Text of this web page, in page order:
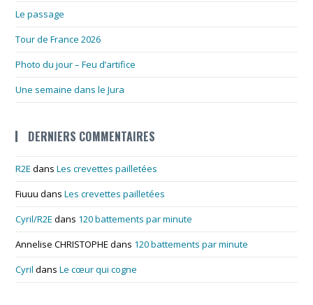
Le passage
Tour de France 2026
Photo du jour – Feu d’artifice
Une semaine dans le Jura
DERNIERS COMMENTAIRES
R2E dansLes crevettes pailletées
Fiuuu dansLes crevettes pailletées
Cyril/R2E dans 120 battements par minute
Annelise CHRISTOPHE dans 120 battements par minute
Cyril dansLe cœur qui cogne